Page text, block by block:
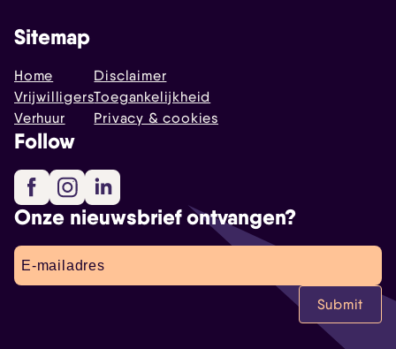
Sitemap
Home
Vrijwilligers
Verhuur
Disclaimer
Toegankelijkheid
Privacy & cookies
Follow
FacebookInstagram
Onze nieuwsbrief ontvangen?